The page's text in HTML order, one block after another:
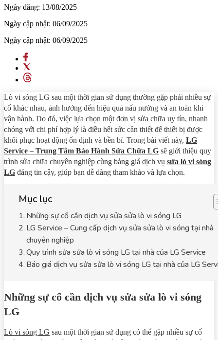
Ngày đăng: 13/08/2025
Ngày cập nhật: 06/09/2025
Ngày cập nhật: 06/09/2025
Lò vi sóng LG sau một thời gian sử dụng thường gặp phải nhiều sự
cố khác nhau, ảnh hưởng đến hiệu quả nấu nướng và an toàn khi
vận hành. Do đó, việc lựa chọn một đơn vị sửa chữa uy tín, nhanh
chóng với chi phí hợp lý là điều hết sức cần thiết để thiết bị được
khôi phục hoạt động ổn định và bền bỉ. Trong bài viết này, LG
Service – Trung Tâm Bảo Hành Sửa Chữa LG sẽ giới thiệu quy
trình sửa chữa chuyên nghiệp cùng bảng giá dịch vụ sửa lò vi sóng
LG đáng tin cậy, giúp bạn dễ dàng tham khảo và lựa chọn.
Mục lục
Những sự cố cần dịch vụ sửa sửa lò vi sóng LG
LG Service – Cung cấp dịch vụ sửa sửa lò vi sóng tại nhà
chuyên nghiệp
Quy trình sửa sửa lò vi sóng LG tại nhà của LG Service
Báo giá dịch vụ sửa sửa lò vi sóng LG tại nhà của LG
Những sự cố cần dịch vụ sửa sửa lò vi sóng
LG
Lò vi sóng LG sau một thời gian sử dụng có thể gặp nhiều sự cố